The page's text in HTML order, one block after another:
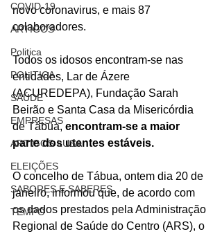
COVID-19
ARTIGOS
Politica
POLITICA
SAÚDE
EMPRESAS
ARTIGOS LUSA
ELEIÇÕES
SABORES E SABERES
TEMPO
novo coronavirus, e mais 87
colaboradores.
Todos os idosos encontram-se nas
entidades, Lar de Ázere
(ACUREDEPA), Fundação Sarah
Beirão e Santa Casa da Misericórdia
de Tábua, encontram-se a maior
parte dos utentes estáveis.
O concelho de Tábua, ontem dia 20 de
janeiro, informou que, de acordo com
os dados prestados pela Administração
Regional de Saúde do Centro (ARS), o